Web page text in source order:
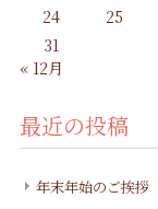
24
25
31
« 12月
最近の投稿
年末年始のご挨拶